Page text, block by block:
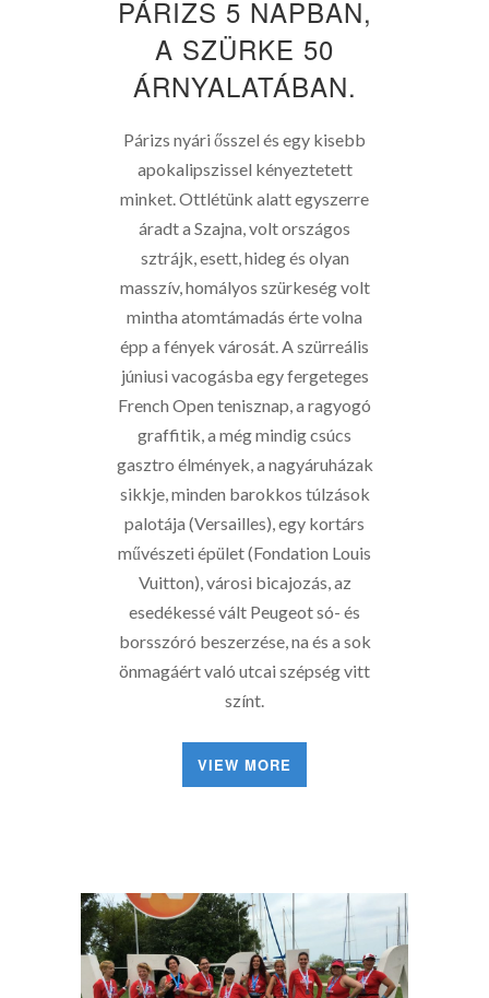
PÁRIZS 5 NAPBAN,
A SZÜRKE 50
ÁRNYALATÁBAN.
Párizs nyári ősszel és egy kisebb
apokalipszissel kényeztetett
minket. Ottlétünk alatt egyszerre
áradt a Szajna, volt országos
sztrájk, esett, hideg és olyan
masszív, homályos szürkeség volt
mintha atomtámadás érte volna
épp a fények városát. A szürreális
júniusi vacogásba egy fergeteges
French Open tenisznap, a ragyogó
graffitik, a még mindig csúcs
gasztro élmények, a nagyáruházak
sikkje, minden barokkos túlzások
palotája (Versailles), egy kortárs
művészeti épület (Fondation Louis
Vuitton), városi bicajozás, az
esedékessé vált Peugeot só- és
borsszóró beszerzése, na és a sok
önmagáért való utcai szépség vitt
színt.
VIEW MORE